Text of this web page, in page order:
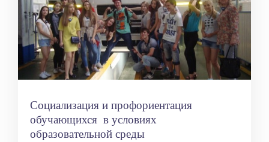
Социализация и профориентация
обучающихся в условиях
образовательной среды